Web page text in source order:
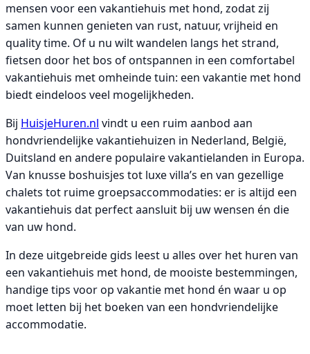
mensen voor een vakantiehuis met hond, zodat zij
samen kunnen genieten van rust, natuur, vrijheid en
quality time. Of u nu wilt wandelen langs het strand,
fietsen door het bos of ontspannen in een comfortabel
vakantiehuis met omheinde tuin: een vakantie met hond
biedt eindeloos veel mogelijkheden.
Bij HuisjeHuren.nl vindt u een ruim aanbod aan
hondvriendelijke vakantiehuizen in Nederland, België,
Duitsland en andere populaire vakantielanden in Europa.
Van knusse boshuisjes tot luxe villa’s en van gezellige
chalets tot ruime groepsaccommodaties: er is altijd een
vakantiehuis dat perfect aansluit bij uw wensen én die
van uw hond.
In deze uitgebreide gids leest u alles over het huren van
een vakantiehuis met hond, de mooiste bestemmingen,
handige tips voor op vakantie met hond én waar u op
moet letten bij het boeken van een hondvriendelijke
accommodatie.